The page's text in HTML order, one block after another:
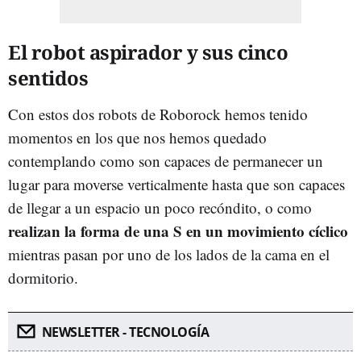
El robot aspirador y sus cinco
sentidos
Con estos dos robots de Roborock hemos tenido
momentos en los que nos hemos quedado
contemplando como son capaces de permanecer un
lugar para moverse verticalmente hasta que son capaces
de llegar a un espacio un poco recóndito, o como
realizan la forma de una S en un movimiento cíclico
mientras pasan por uno de los lados de la cama en el
dormitorio.
NEWSLETTER - TECNOLOGÍA